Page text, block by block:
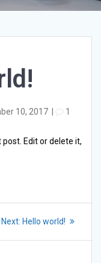
10, 2017 1
Edit or delete it,
Next: Next
Hello world!